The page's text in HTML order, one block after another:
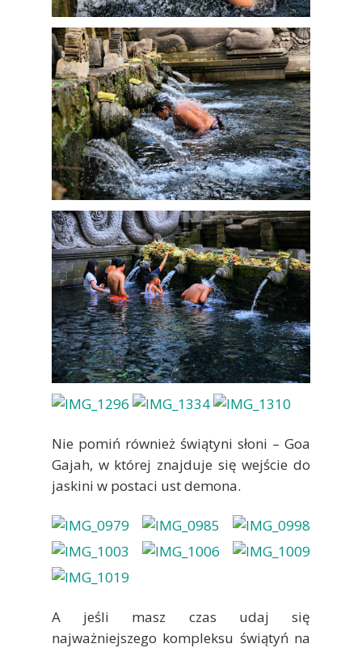
Nie pomiń również świątyni słoni – Goa
Gajah, w której znajduje się wejście do
jaskini w postaci ust demona.
A jeśli masz czas udaj się
najważniejszego kompleksu świątyń na